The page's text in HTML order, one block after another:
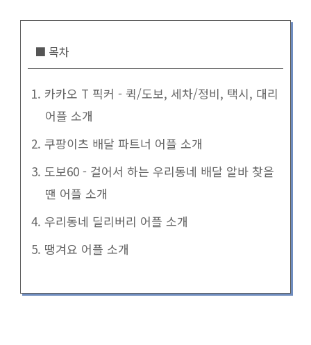
■ 목차
1. 카카오 T 픽커 - 퀵/도보, 세차/정비, 택시, 대리
어플 소개
2. 쿠팡이츠 배달 파트너 어플 소개
3. 도보60 - 걸어서 하는 우리동네 배달 알바 찾을
땐 어플 소개
4. 우리동네 딜리버리 어플 소개
5. 땡겨요 어플 소개